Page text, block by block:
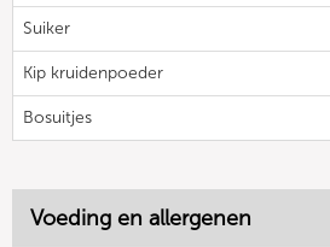
Suiker
Kip kruidenpoeder
Bosuitjes
Voeding en allergenen